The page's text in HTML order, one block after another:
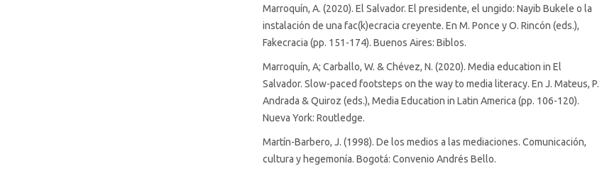
Marroquín, A. (2020). El Salvador. El presidente, el ungido: Nayib Bukele o la
instalación de una fac(k)ecracia creyente. En M. Ponce y O. Rincón (eds.),
Fakecracia (pp. 151-174). Buenos Aires: Biblos.
Marroquín, A; Carballo, W. & Chévez, N. (2020). Media education in El
Salvador. Slow-paced footsteps on the way to media literacy. En J. Mateus, P.
Andrada & Quiroz (eds.), Media Education in Latin America (pp. 106-120).
Nueva York: Routledge.
Martín-Barbero, J. (1998). De los medios a las mediaciones. Comunicación,
cultura y hegemonía. Bogotá: Convenio Andrés Bello.